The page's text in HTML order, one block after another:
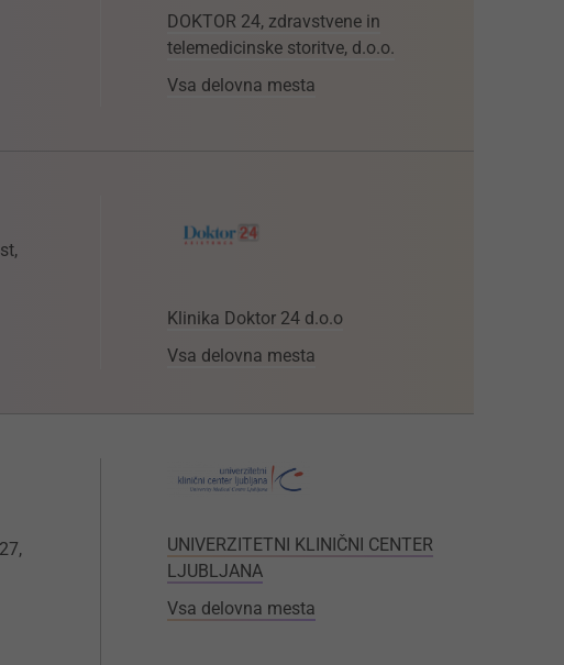
DOKTOR 24, zdravstvene in
telemedicinske storitve, d.o.o.
Vsa delovna mesta
Klinika Doktor 24 d.o.o
Vsa delovna mesta
UNIVERZITETNI KLINIČNI CENTER
LJUBLJANA
Vsa delovna mesta